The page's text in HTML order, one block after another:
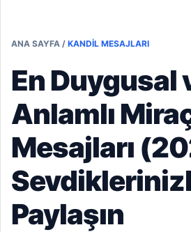
ANA SAYFA / KANDIL MESAJLARI
En Duygusal
Anlamlı
Mesajları
Paylaşın